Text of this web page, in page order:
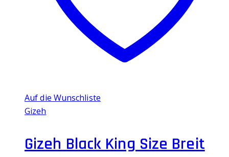
Auf die Wunschliste
Gizeh
Gizeh Black King Size Breit